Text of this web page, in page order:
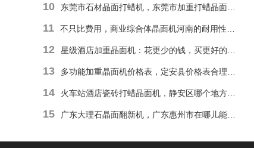
10
11
12
13
14
15